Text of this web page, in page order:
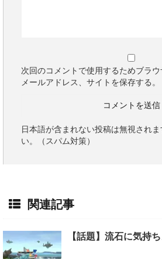
次回のコメントで使用するためブラウ
メールアドレス、サイトを保存する。
日本語が含まれない投稿は無視され
い。（スパム対策）
関連記事
【話題】流石に気持